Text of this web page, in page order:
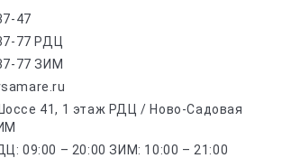
47
77 РДЦ
77 ЗИМ
41, 1 этаж РДЦ / Ново-Садовая
09:00 – 20:00 ЗИМ: 10:00 – 21:00